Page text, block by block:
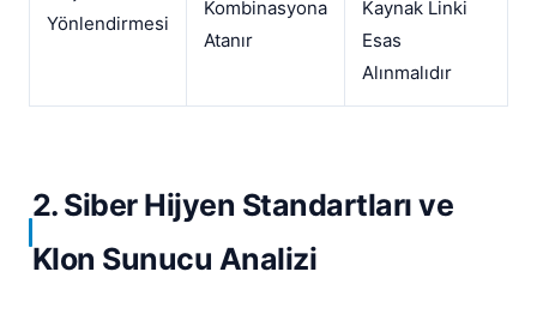
Yönlendirmesi
Kombinasyona
Atanır
Kaynak Linki
Esas
Alınmalıdır
2. Siber Hijyen Standartları ve
Klon Sunucu Analizi